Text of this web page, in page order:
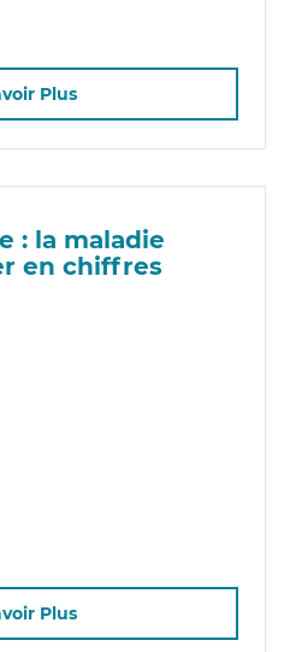
Plus
: la maladie
en chiffres
Plus